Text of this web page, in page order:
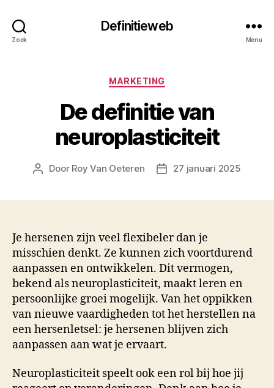
Zoek
Definitieweb
Menu
Categorieën
MARKETING
De definitie van
neuroplasticiteit
Berichtauteur
Door Roy Van Oeteren Berichtdatum
27 januari 2025
Je hersenen zijn veel flexibeler dan je
misschien denkt. Ze kunnen zich voortdurend
aanpassen en ontwikkelen. Dit vermogen,
bekend als neuroplasticiteit, maakt leren en
persoonlijke groei mogelijk. Van het oppikken
van nieuwe vaardigheden tot het herstellen na
een hersenletsel: je hersenen blijven zich
aanpassen aan wat je ervaart.
Neuroplasticiteit speelt ook een rol bij hoe jij